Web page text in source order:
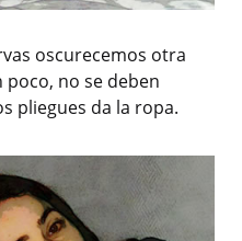
oscurecemos otra
poco, no se deben
pliegues da la ropa.